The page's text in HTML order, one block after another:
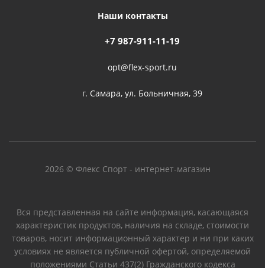
Наши контакты
+7 987-911-11-19
opt@flex-sport.ru
г. Самара, ул. Больничная, 39
2026 © Флекс Спорт - интернет-магазин
Вся представленная на сайте информация, касающаяся
характеристик продуктов, наличия на складе, стоимости
товаров, носит информационный характер и ни при каких
условиях не является публичной офертой, определяемой
положениями Статьи 437(2) Гражданского кодекса